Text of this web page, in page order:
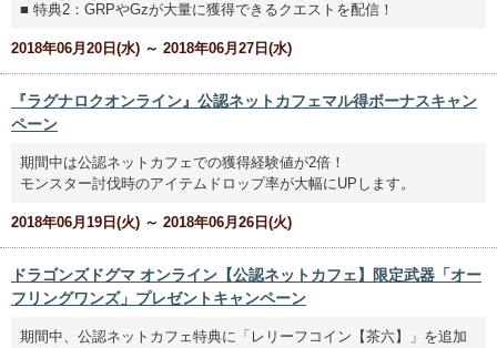
■ 特典2：GRPやGzが大量に獲得できるクエストを配信！
2018年06月20日(水) ～ 2018年06月27日(水)
『ラグナロクオンライン』公認ネットカフェマル得ボーナスキャン
ペーン
期間中は公認ネットカフェでの獲得経験値が2倍！
モンスター討伐時のアイテムドロップ率が大幅にUPします。
2018年06月19日(火) ～ 2018年06月26日(火)
ドラゴンズドグマ オンライン【公認ネットカフェ】限定武器「オー
フリングワンズ」プレゼントキャンペーン
期間中、公認ネットカフェ特典に「レリーフコイン【茶六】」を追加